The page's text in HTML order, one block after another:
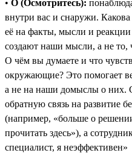
• О (Осмотритесь):
внутри вас и снаружи. Какова
её на факты, мысли и
создают наши мысли, а не то,
О чём вы думаете и что
окружающие? Это помогает
а не на наши домыслы о них.
обратную связь на развитие
(например, «больше о
прочитать здесь»), а
специалист, я неэффективен»